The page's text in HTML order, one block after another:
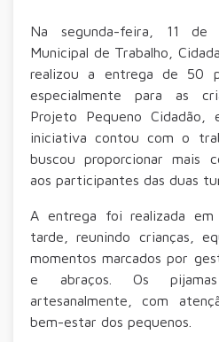
Na segunda-feira, 11 de
Municipal de Trabalho,
realizou a entrega de 50
especialmente para as
Projeto Pequeno Cidadão,
iniciativa contou com o
buscou proporcionar mais
aos participantes das duas
A entrega foi realizada
tarde, reunindo crianças,
momentos marcados por
e abraços. Os
artesanalmente, com
bem-estar dos pequenos.